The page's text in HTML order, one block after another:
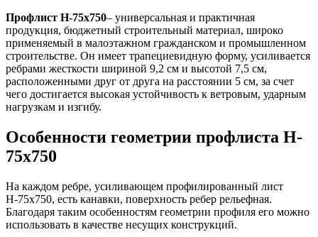
Профлист Н-75х750– универсальная и практичная
продукция, бюджетный строительный материал, широко
применяемый в малоэтажном гражданском и промышленном
строительстве. Он имеет трапециевидную форму, усиливается
ребрами жесткости шириной 9,2 см и высотой 7,5 см,
расположенными друг от друга на расстоянии 5 см, за счет
чего достигается высокая устойчивость к ветровым, ударным
нагрузкам и изгибу.
Особенности геометрии профлиста H-
75x750
На каждом ребре, усиливающем профилированный лист
Н-75х750, есть канавки, поверхность ребер рельефная.
Благодаря таким особенностям геометрии профиля его можно
использовать в качестве несущих конструкций.